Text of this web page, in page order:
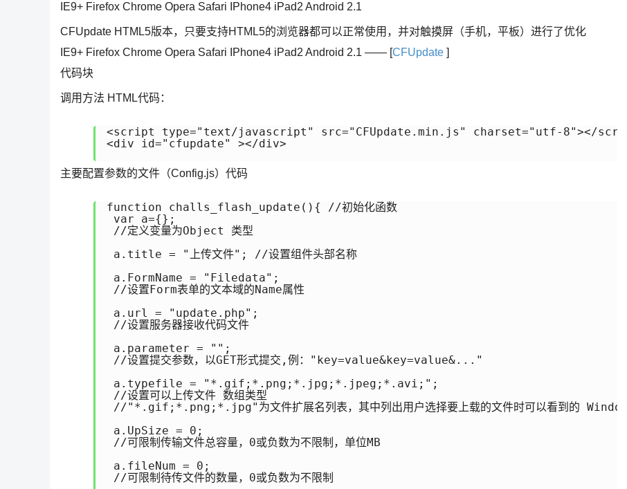
IE9+ Firefox Chrome Opera Safari IPhone4 iPad2 Android 2.1
CFUpdate HTML5版本，只要支持HTML5的浏览器都可以正常使用，并对触摸屏（手机，平板）进行了优化
IE9+ Firefox Chrome Opera Safari IPhone4 iPad2 Android 2.1 —— [CFUpdate ]
代码块
调用方法 HTML代码：
<script type="text/javascript" src="CFUpdate.min.js" charset="utf-8"></
<div id="cfupdate" ></div>
主要配置参数的文件（Config.js）代码
function challs_flash_update(){ //初始化函数
var a={};
//定义变量为Object 类型
a.title = "上传文件"; //设置组件头部名称
a.FormName = "Filedata";
//设置Form表单的文本域的Name属性
a.url = "update.php";
//设置服务器接收代码文件
a.parameter = "";
//设置提交参数，以GET形式提交,例："key=value&key=value&..."
a.typefile = "*.gif;*.png;*.jpg;*.jpeg;*.avi;";
//设置可以上传文件 数组类型
//"*.gif;*.png;*.jpg"为文件扩展名列表，其中列出用户选择要上载的文件时可以看到的
a.UpSize = 0;
//可限制传输文件总容量，0或负数为不限制，单位MB
a.fileNum = 0;
//可限制待传文件的数量，0或负数为不限制